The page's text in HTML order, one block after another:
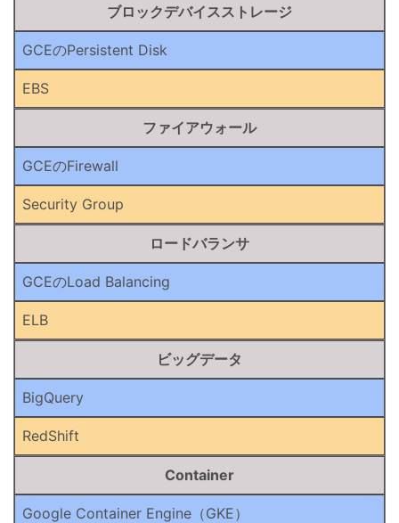
ブロックデバイスストレージ
GCEのPersistent Disk
EBS
ファイアウォール
GCEのFirewall
Security Group
ロードバランサ
GCEのLoad Balancing
ELB
ビッグデータ
BigQuery
RedShift
Container
Google Container Engine（GKE）